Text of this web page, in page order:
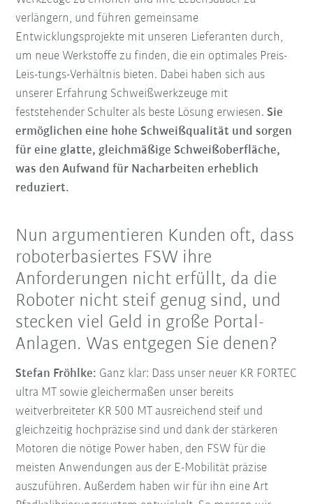
verlängern, und führen gemeinsame
Entwicklungsprojekte mit unseren Lieferanten durch,
um neue Werkstoffe zu finden, die ein optimales Preis-
Leis-tungs-Verhältnis bieten. Dabei haben sich aus
unserer Erfahrung Schweißwerkzeuge mit
feststehender Schulter als beste Lösung erwiesen.Sie
ermöglichen eine hohe Schweißqualität und sorgen
für eine glatte, gleichmäßige Schweißoberfläche,
was den Aufwand für Nacharbeiten erheblich
reduziert.
Nun argumentieren Kunden oft, dass
roboterbasiertes FSW ihre
Anforderungen nicht erfüllt, da die
Roboter nicht steif genug sind, und
stecken viel Geld in große Portal-
Anlagen. Was entgegen Sie denen?
Stefan Fröhlke: Ganz klar: Dass unser neuer KR FORTEC
ultra MT sowie gleichermaßen unser bereits
weitverbreiteter KR 500 MT ausreichend steif und
gleichzeitig hochpräzise sind und dank der stärkeren
Motoren die nötige Power haben, den FSW für die
meisten Anwendungen aus der E-Mobilität präzise
auszuführen. Außerdem haben wir für ihn eine Art